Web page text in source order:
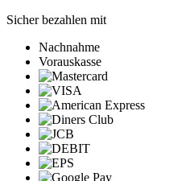
Sicher bezahlen mit
Nachnahme
Vorauskasse